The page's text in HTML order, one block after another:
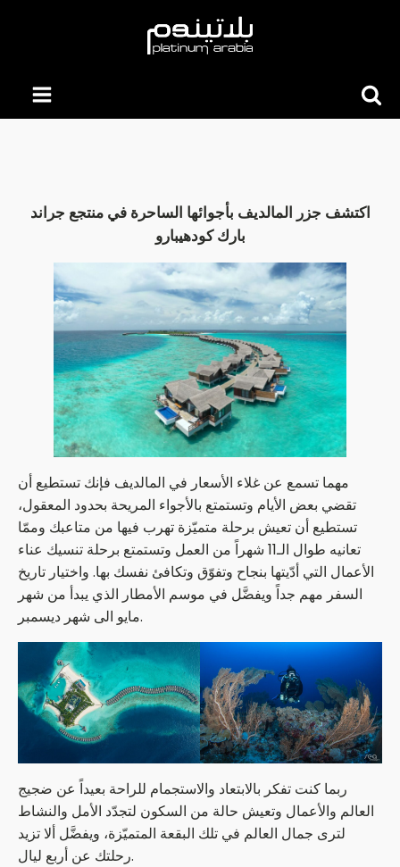
اكتشف جزر المالديف بأجوائها الساحرة في منتجع جراند
بارك كودهيبارو
مهما تسمع عن غلاء الأسعار في المالديف فإنك تستطيع أن
تقضي بعض الأيام وتستمتع بالأجواء المريحة بحدود المعقول،
تستطيع أن تعيش برحلة متميّزة تهرب فيها من متاعبك وممّا
تعانيه طوال الـ11 شهراً من العمل وتستمتع برحلة تنسيك عناء
الأعمال التي أدّيتها بنجاح وتفوّق وتكافئ نفسك بها. واختيار تاريخ
السفر مهم جداً ويفضَّل في موسم الأمطار الذي يبدأ من شهر
مايو الى شهر ديسمبر.
ربما كنت تفكر بالابتعاد والاستجمام للراحة بعيداً عن ضجيج
العالم والأعمال وتعيش حالة من السكون لتجدّد الأمل والنشاط
لترى جمال العالم في تلك البقعة المتميّزة، ويفضَّل ألا تزيد
رحلتك عن أربع ليال.